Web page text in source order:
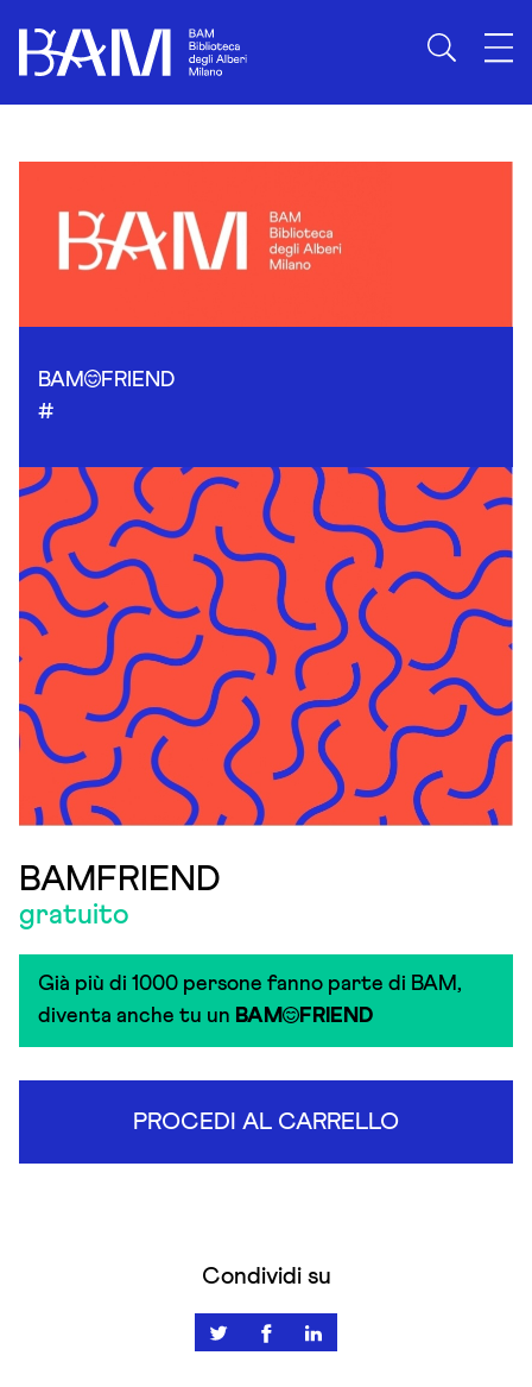
BAM
FRIEND
#
BAMFRIEND
gratuito
Già più di 1000 persone fanno parte di BAM,
diventa anche tu un BAM FRIEND
PROCEDI AL CARRELLO
Condividi su